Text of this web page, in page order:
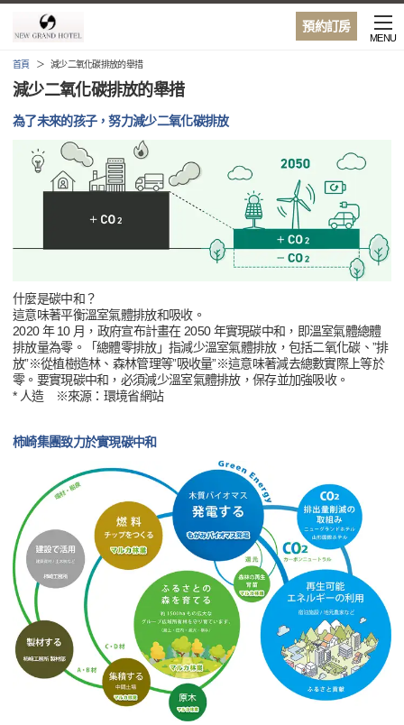
預約訂房
MENU
首頁 減少二氧化碳排放的舉措
減少二氧化碳排放的舉措
為了未來的孩子，努力減少二氧化碳排放
什麼是碳中和？
這意味著平衡溫室氣體排放和吸收。
2020 年 10 月，政府宣布計畫在 2050 年實現碳中和，即溫室氣體總體
排放量為零。「總體零排放」指減少溫室氣體排放，包括二氧化碳、”排
放”※從植樹造林、森林管理等”吸收量”※這意味著減去總數實際上等於
零。要實現碳中和，必須減少溫室氣體排放，保存並加強吸收。
* 人造 ※來源：環境省網站
柿崎集團致力於實現碳中和